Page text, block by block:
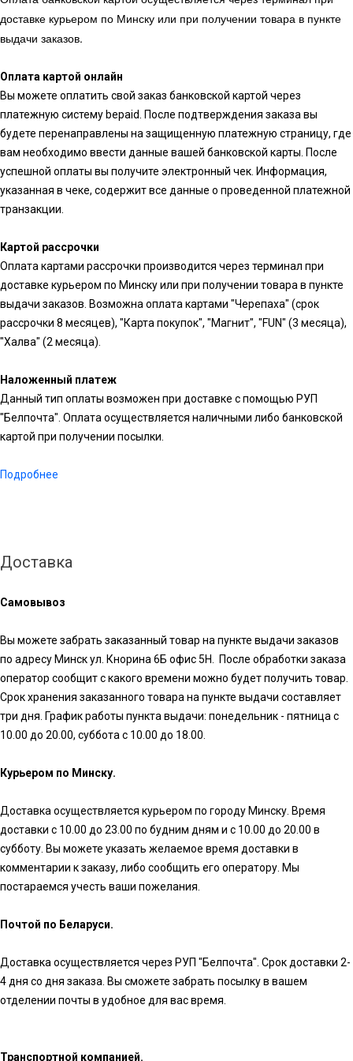
доставке курьером по Минску или при получении товара в пункте
выдачи заказов.
Оплата картой онлайн
Вы можете оплатить свой заказ банковской картой через
платежную систему bepaid. После подтверждения заказа вы
будете перенаправлены на защищенную платежную страницу, где
вам необходимо ввести данные вашей банковской карты. После
успешной оплаты вы получите электронный чек. Информация,
указанная в чеке, содержит все данные о проведенной платежной
транзакции.
Картой рассрочки
Оплата картами рассрочки производится через терминал при
доставке курьером по Минску или при получении товара в пункте
выдачи заказов. Возможна оплата картами "Черепаха" (срок
рассрочки 8 месяцев), "Карта покупок", "Магнит", "FUN" (3 месяца),
"Халва" (2 месяца).
Наложенный платеж
Данный тип оплаты возможен при доставке с помощью РУП
"Белпочта". Оплата осуществляется наличными либо банковской
картой при получении посылки.
Подробнее
Доставка
Самовывоз
Вы можете забрать заказанный товар на пункте выдачи заказов
по адресу Минск ул. Кнорина 6Б офис 5Н. После обработки заказа
оператор сообщит с какого времени можно будет получить товар.
Срок хранения заказанного товара на пункте выдачи составляет
три дня. График работы пункта выдачи: понедельник - пятница с
10.00 до 20.00, суббота с 10.00 до 18.00.
Курьером по Минску.
Доставка осуществляется курьером по городу Минску. Время
доставки с 10.00 до 23.00 по будним дням и с 10.00 до 20.00 в
субботу. Вы можете указать желаемое время доставки в
комментарии к заказу, либо сообщить его оператору. Мы
постараемся учесть ваши пожелания.
Почтой по Беларуси.
Доставка осуществляется через РУП "Белпочта". Срок доставки 2-
4 дня со дня заказа. Вы сможете забрать посылку в вашем
отделении почты в удобное для вас время.
Транспортной компанией.